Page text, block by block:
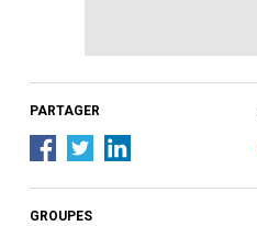
PARTAGER
GROUPES